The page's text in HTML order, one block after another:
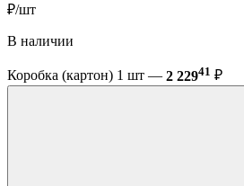
₽/шт
В наличии
Коробка (картон) 1 шт — 2 22941 ₽